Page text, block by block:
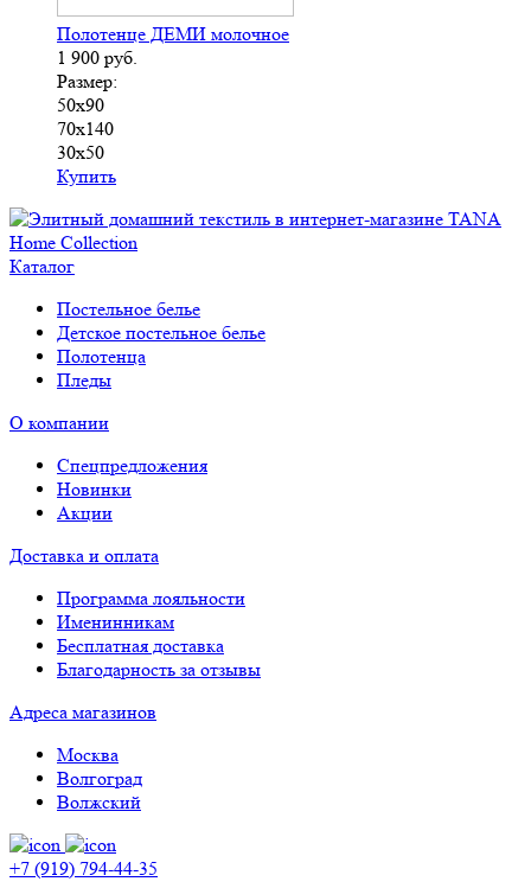
Полотенце ДЕМИ молочное
1 900 руб.
Размер:
50х90
70х140
30х50
Купить
Каталог
Постельное белье
Детское постельное белье
Полотенца
Пледы
О компании
Спецпредложения
Новинки
Акции
Доставка и оплата
Программа лояльности
Именинникам
Бесплатная доставка
Благодарность за отзывы
Адреса магазинов
Москва
Волгоград
Волжский
+7 (919) 794-44-35